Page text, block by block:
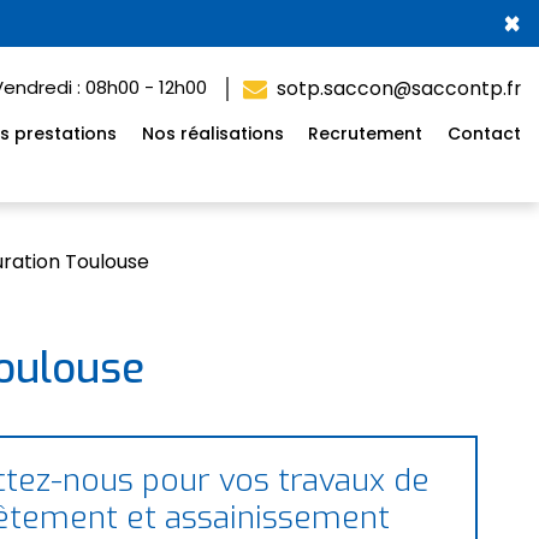
×
: 08h00 - 12h00 sotp.saccon@saccontp.fr
prestations Nos réalisations Recrutement Contact
Toulouse
nous pour vos travaux de
et assainissement